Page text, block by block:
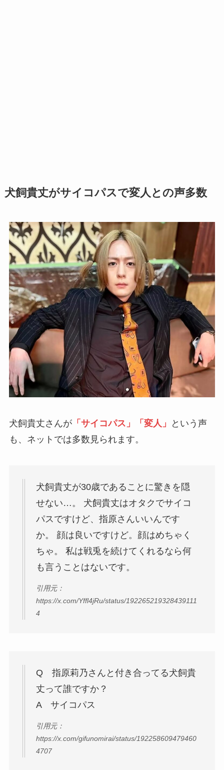
犬飼貴丈がサイコパスで変人との声多数
犬飼貴丈さんが「サイコパス」「変人」
という声
も、ネットでは多数見られます。
犬飼貴丈が30歳であることに驚きを隠
せない…。 犬飼貴丈はオタクでサイコ
パスですけど、指原さんいいんです
か。 顔は良いですけど。顔はめちゃく
ちゃ。 私は戦兎を続けてくれるなら何
も言うことはないです。
引用元：
https://x.com/Yffl4jRu/status/192265219328439111
4
Q 指原莉乃さんと付き合ってる犬飼貴
丈って誰ですか？
A サイコパス
引用元：
https://x.com/gifunomirai/status/192258609479460
4707